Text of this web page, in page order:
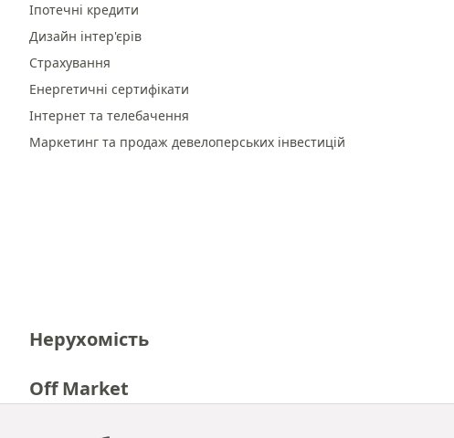
Іпотечні кредити
Дизайн інтер'єрів
Страхування
Енергетичні сертифікати
Інтернет та телебачення
Маркетинг та продаж девелоперських інвестицій
Нерухомість
Off Market